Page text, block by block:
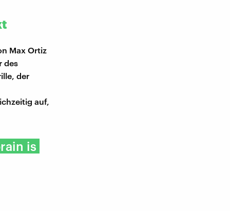
Max Ortiz
des
der
auf,
is